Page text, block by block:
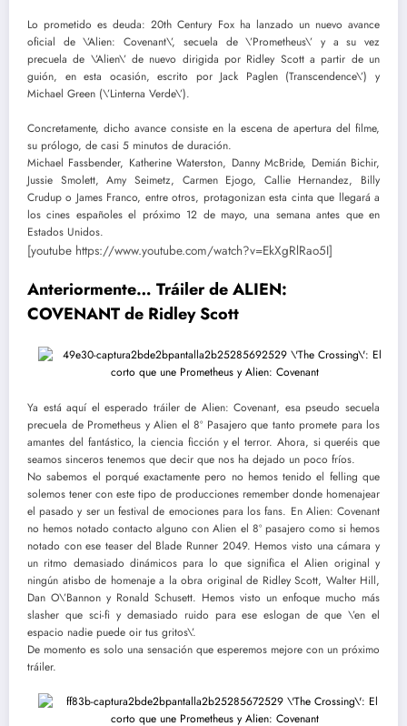
Lo prometido es deuda: 20th Century Fox ha lanzado un nuevo avance
oficial de \’Alien: Covenant\’, secuela de \’Prometheus\’ y a su vez
precuela de \’Alien\’ de nuevo dirigida por Ridley Scott a partir de un
guión, en esta ocasión, escrito por Jack Paglen (Transcendence\’) y
Michael Green (\’Linterna Verde\’).
Concretamente, dicho avance consiste en la escena de apertura del filme,
su prólogo, de casi 5 minutos de duración.
Michael Fassbender, Katherine Waterston, Danny McBride, Demián Bichir,
Jussie Smolett, Amy Seimetz, Carmen Ejogo, Callie Hernandez, Billy
Crudup o James Franco, entre otros, protagonizan esta cinta que llegará a
los cines españoles el próximo 12 de mayo, una semana antes que en
Estados Unidos.
[youtube https://www.youtube.com/watch?v=EkXgRlRao5I]
Anteriormente… Tráiler de ALIEN:
COVENANT de Ridley Scott
Ya está aquí el esperado tráiler de Alien: Covenant, esa pseudo secuela
precuela de Prometheus y Alien el 8º Pasajero que tanto promete para los
amantes del fantástico, la ciencia ficción y el terror. Ahora, si queréis que
seamos sinceros tenemos que decir que nos ha dejado un poco fríos.
No sabemos el porqué exactamente pero no hemos tenido el felling que
solemos tener con este tipo de producciones remember donde homenajear
el pasado y ser un festival de emociones para los fans. En Alien: Covenant
no hemos notado contacto alguno con Alien el 8º pasajero como si hemos
notado con ese teaser del Blade Runner 2049. Hemos visto una cámara y
un ritmo demasiado dinámicos para lo que significa el Alien original y
ningún atisbo de homenaje a la obra original de Ridley Scott, Walter Hill,
Dan O\’Bannon y Ronald Schusett. Hemos visto un enfoque mucho más
slasher que sci-fi y demasiado ruido para ese eslogan de que \’en el
espacio nadie puede oir tus gritos\’.
De momento es solo una sensación que esperemos mejore con un próximo
tráiler.